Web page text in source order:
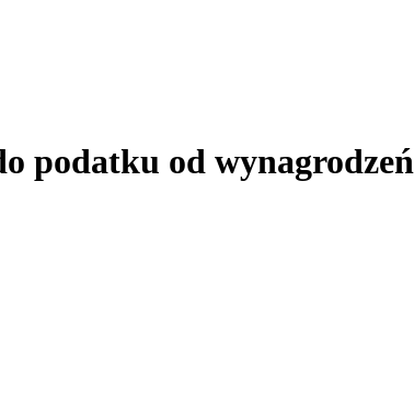
podatku od wynagrodzeń